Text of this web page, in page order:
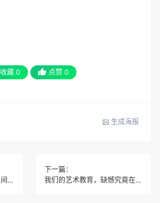
收藏 0 点赞 0
生成海报
拿什么弥合画廊与参观者之间的矛盾？
下一篇：
我们的艺术教育，缺憾究竟在哪里？